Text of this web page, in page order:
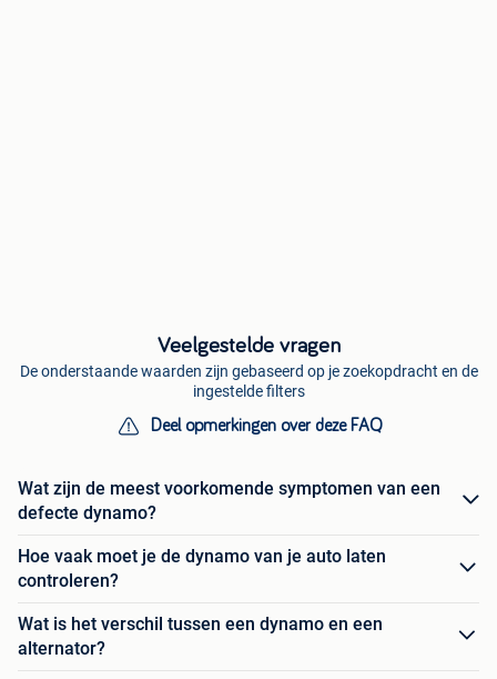
Veelgestelde vragen
De onderstaande waarden zijn gebaseerd op je zoekopdracht en de
ingestelde filters
Deel opmerkingen over deze FAQ
Wat zijn de meest voorkomende symptomen van een
defecte dynamo?
Hoe vaak moet je de dynamo van je auto laten
controleren?
Wat is het verschil tussen een dynamo en een
alternator?